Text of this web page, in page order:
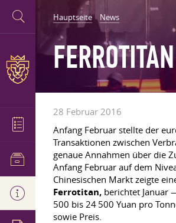
Hauptseite News
28 Februar 2016
Anfang Februar stellte der
Transaktionen zwischen
genaue Annahmen über die
Anfang Februar auf dem
Chinesischen Markt zeigte
Ferrotitan, berichtet Januar
500 bis 24 500 Yuan pro
sowie Preis.